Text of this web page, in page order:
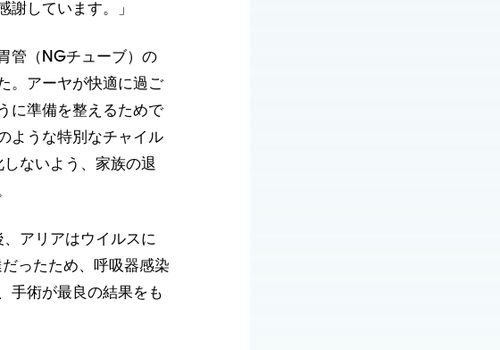
謝しています。」
管（NGチューブ）の
。アーヤが快適に過ご
に準備を整えるためで
ような特別なチャイル
ないよう、家族の退
アリアはウイルスに
ったため、呼吸器感染
手術が最良の結果をも